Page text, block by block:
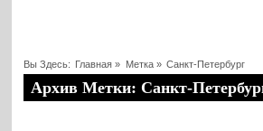
Вы Здесь: Главная » Метка » Санкт-Петербург
Архив Метки: Санкт-